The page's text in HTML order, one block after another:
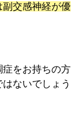
交感神経が優
症をお持ちの方
ないでしょう